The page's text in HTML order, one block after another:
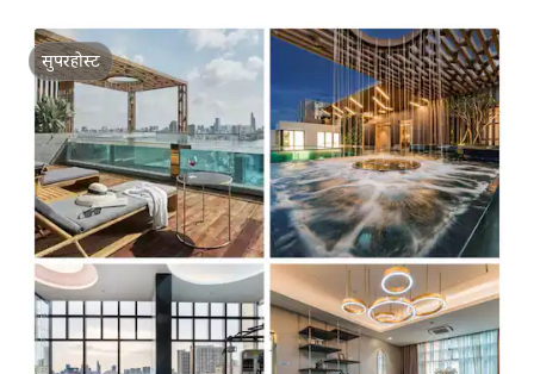
सुपरहोस्ट
सुपरहोस्ट